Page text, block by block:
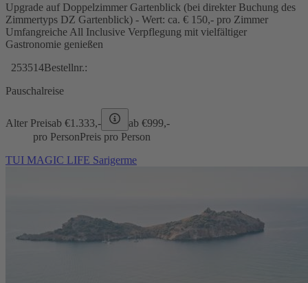
Upgrade auf Doppelzimmer Gartenblick (bei direkter Buchung des
Zimmertyps DZ Gartenblick) - Wert: ca. € 150,- pro Zimmer
Umfangreiche All Inclusive Verpflegung mit vielfältiger
Gastronomie genießen
253514Bestellnr.:
Pauschalreise
Alter Preisab €1.333,- ab €999,-
pro PersonPreis pro Person
TUI MAGIC LIFE Sarigerme